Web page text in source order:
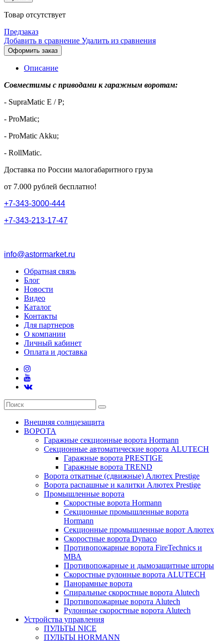
Товар отсутствует
Предзаказ
Добавить в сравнение Удалить из сравнения
Оформить заказ
Описание
Совместимы с приводами к гаражным воротам:
- SupraMatic E / P;
- ProMatic;
- ProMatic Akku;
- RollMatic.
Доставка по России малогабаритного груза
от 7.000 рублей бесплатно!
+7-343-3000-444
+7-343-213-17-47
info@astormarket.ru
Обратная связь
Блог
Новости
Видео
Каталог
Контакты
Для партнеров
О компании
Личный кабинет
Оплата и доставка
Внешняя солнцезащита
ВОРОТА
Гаражные секционные ворота Hormann
Секционные автоматические ворота ALUTECH
Гаражные ворота PRESTIGE
Гаражные ворота TREND
Ворота откатные (сдвижные) Алютех Prestige
Ворота распашные и калитки Алютех Prestige
Промышленные ворота
Скоростные ворота Hormann
Секционные промышленные ворота
Hormann
Секционные промышленные ворот Алютех
Скоростные ворота Dynaco
Противопожарные ворота FireTechnics и
МВА
Противопожарные и дымозащитные шторы
Скоростные рулонные ворота ALUTECH
Панорамные ворота
Спиральные скоростные ворота Alutech
Противопожарные ворота Alutech
Рулонные скоростные ворота Alutech
Устройства управления
ПУЛЬТЫ NICE
ПУЛЬТЫ HORMANN